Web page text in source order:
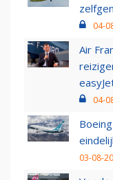
04-
Air
04-
03-08-